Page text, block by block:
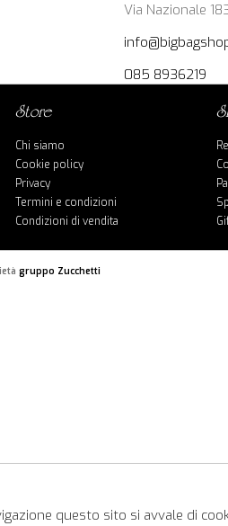
Via Nazionale
085 8936219
store
Chi siamo
Cookie policy
Privacy
Termini e condizioni
Condizioni di vendita
gruppo Zucchetti
questo sito si avvale di